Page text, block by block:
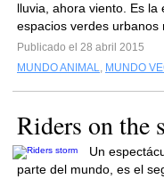
lluvia, ahora viento. Es
espacios verdes urbanos
Publicado el 28 abril 2015
MUNDO ANIMAL, MUNDO
Riders on the
Un
parte del mundo, es el